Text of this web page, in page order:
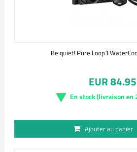
Be quiet! Pure Loop3
EUR 84.95
En stock (livraison
Ajouter au panier